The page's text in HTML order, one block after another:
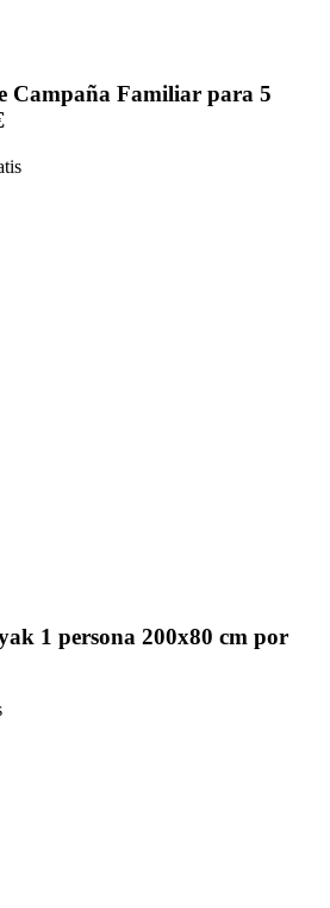
Campaña Familiar para 5
1 persona 200x80 cm por